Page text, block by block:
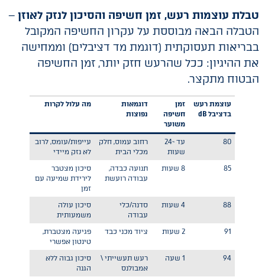
טבלת עוצמות רעש, זמן חשיפה והסיכון לנזק לאוזן –
הטבלה הבאה מבוססת על עקרון החשיפה המקובל
בבריאות תעסוקתית (דוגמת מד דציבלים) וממחישה
את ההיגיון: ככל שהרעש חזק יותר, זמן החשיפה
הבטוח מתקצר.
עוצמת רעש
בדציבל dB
זמן
חשיפה
משוער
דוגמאות
נפוצות
מה עלול לקרות
80
עד ~24
שעות
רחוב עמוס, חלק
מכלי הבית
עייפות/עומס, לרוב
לא נזק מיידי
85
8 שעות
תנועה כבדה,
עבודה רועשת
סיכון מצטבר
לירידת שמיעה עם
זמן
88
4 שעות
סדנה/כלי
עבודה
סיכון עולה
משמעותית
91
2 שעות ציוד מכני כבד
פגיעה מצטברת,
טינטון אפשרי
94
1 שעה
רעש תעשייתי \
אמבולנס
סיכון גבוה ללא
הגנה